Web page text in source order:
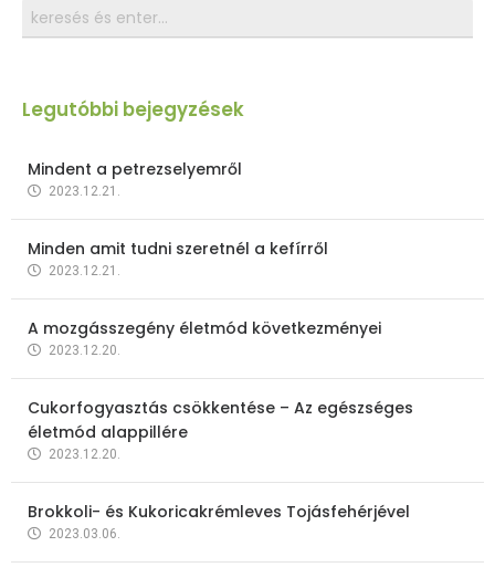
Legutóbbi bejegyzések
Mindent a petrezselyemről
2023.12.21.
Minden amit tudni szeretnél a kefírről
2023.12.21.
A mozgásszegény életmód következményei
2023.12.20.
Cukorfogyasztás csökkentése – Az egészséges
életmód alappillére
2023.12.20.
Brokkoli- és Kukoricakrémleves Tojásfehérjével
2023.03.06.